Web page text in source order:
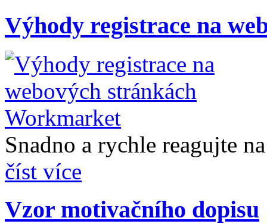
Výhody registrace na
Snadno a rychle reagujte
číst více
Vzor motivačního dopisu